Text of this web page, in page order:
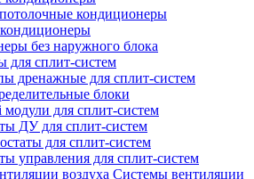
кондиционеры
без наружного блока
для сплит-систем
дренажные для сплит-систем
блоки
модули для сплит-систем
ДУ для сплит-систем
для сплит-систем
управления для сплит-систем
Системы вентиляции